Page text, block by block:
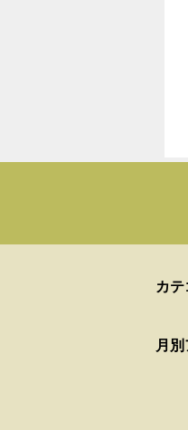
カ
月